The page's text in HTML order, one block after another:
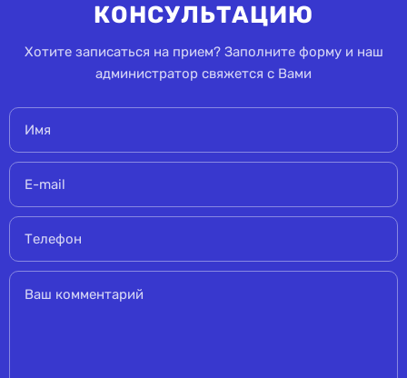
КОНСУЛЬТАЦИЮ
Хотите записаться на прием? Заполните форму и наш
администратор свяжется с Вами